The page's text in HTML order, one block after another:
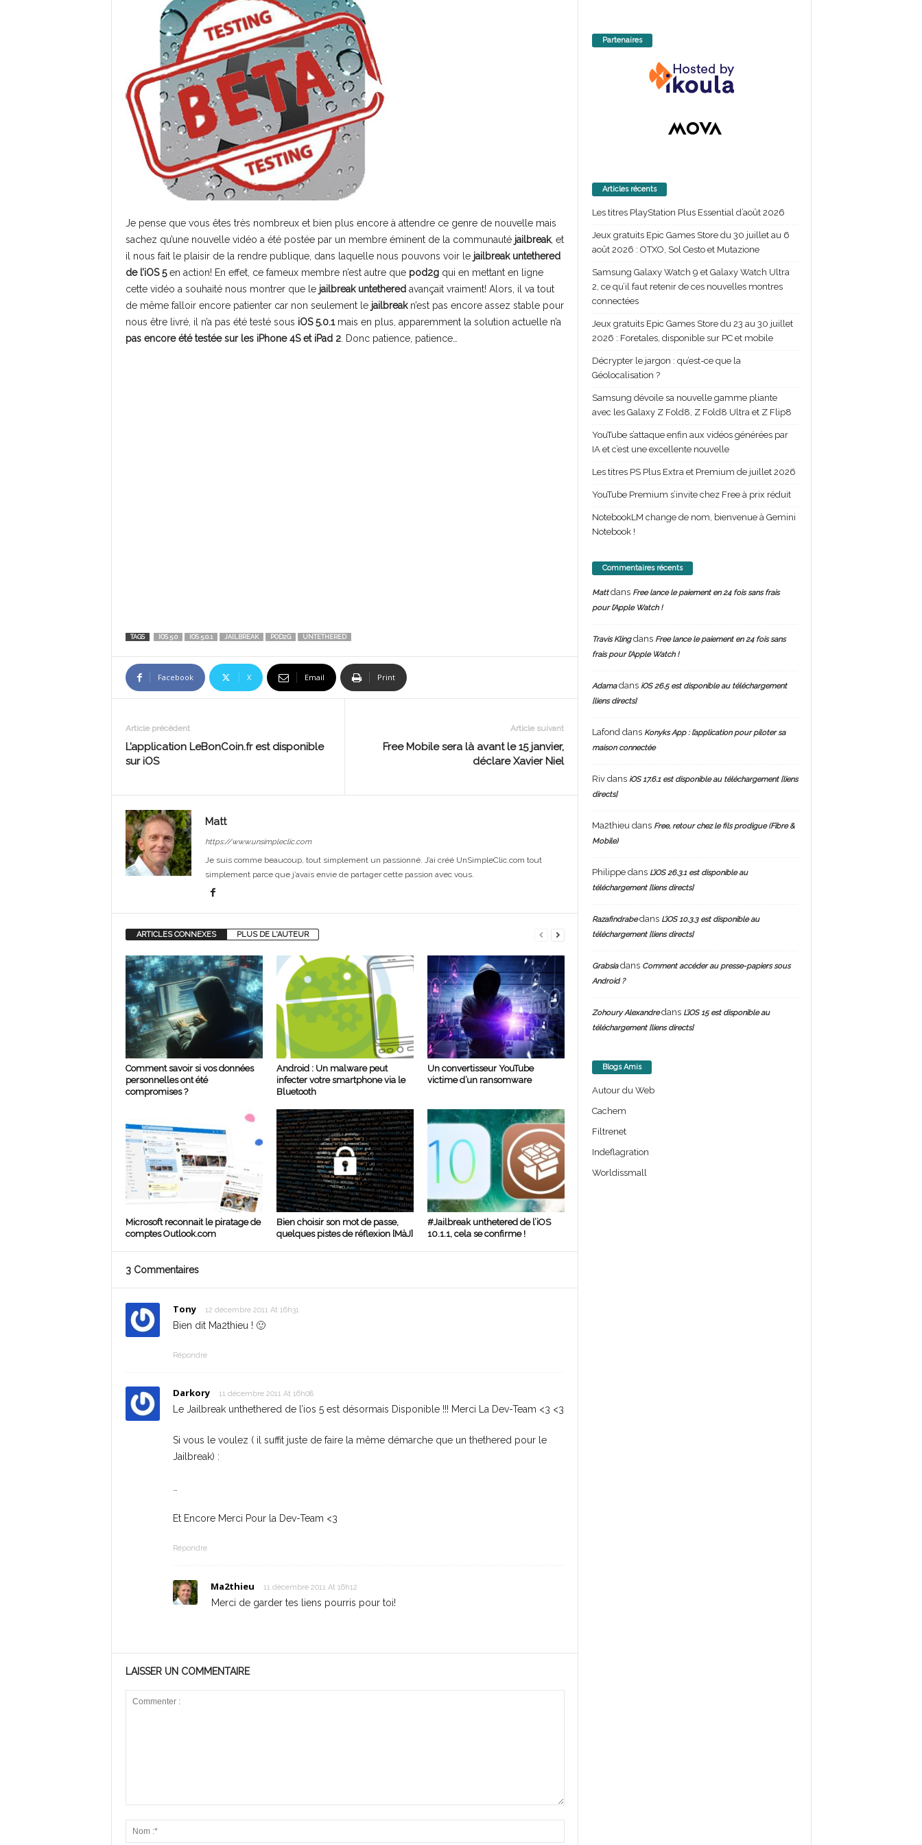
Je pense que vous êtes très nombreux et bien plus encore à attendre ce genre de nouvelle mais
sachez qu’une nouvelle vidéo a été postée par un membre éminent de la communauté jailbreak, et
il nous fait le plaisir de la rendre publique, dans laquelle nous pouvons voir le jailbreak untethered
de l’iOS 5en action! En effet, ce fameux membre n’est autre que pod2gqui en mettant en ligne
cette vidéo a souhaité nous montrer que le jailbreak untetheredavançait vraiment! Alors, il va tout
de même falloir encore patienter car non seulement le jailbreakn’est pas encore assez stable pour
nous être livré, il n’a pas été testé sous iOS 5.0.1mais en plus, apparemment la solution actuelle n’a
pas encore été testée sur les iPhone 4S et iPad 2. Donc patience, patience…
TAGS IOS 5.0 IOS 5.0.1 JAILBREAK POD2G UNTETHERED
Facebook X Email Print
Article précédent
L’application LeBonCoin.fr est disponible
sur iOS
Article suivant
Free Mobile sera là avant le 15 janvier,
déclare Xavier Niel
Matt
https://www.unsimpleclic.com
Je suis comme beaucoup, tout simplement un passionné. J’ai créé UnSimpleClic.com tout
simplement parce que j’avais envie de partager cette passion avec vous.
ARTICLES CONNEXES PLUS DE L'AUTEUR
Comment savoir si vos données
personnelles ont été
compromises ?
Android : Un malware peut
infecter votre smartphone via le
Bluetooth
Un convertisseur YouTube
victime d’un ransomware
Microsoft reconnait le piratage de
comptes Outlook.com
Bien choisir son mot de passe,
quelques pistes de réflexion [MàJ]
#Jailbreak unthetered de l’iOS
10.1.1, cela se confirme !
3 Commentaires
Tony 12 décembre 2011 At 16h31
Bien dit Ma2thieu ! 🙂
Répondre
Darkory 11 décembre 2011 At 16h08
Le Jailbreak unthethered de l’ios 5 est désormais Disponible !!! Merci La Dev-Team <3 <3
Si vous le voulez ( il suffit juste de faire la même démarche que un thethered pour le
Jailbreak) :
Et Encore Merci Pour la Dev-Team <3
Répondre
Ma2thieu 11 décembre 2011 At 16h12
Merci de garder tes liens pourris pour toi!
LAISSER UN COMMENTAIRE
Partenaires
Articles récents
Les titres PlayStation Plus Essential d’août 2026
Jeux gratuits Epic Games Store du 30 juillet au 6
août 2026 : OTXO, Sol Cesto et Mutazione
Samsung Galaxy Watch 9 et Galaxy Watch Ultra
2, ce qu’il faut retenir de ces nouvelles montres
connectées
Jeux gratuits Epic Games Store du 23 au 30 juillet
2026 : Foretales, disponible sur PC et mobile
Décrypter le jargon : qu’est-ce que la
Géolocalisation ?
Samsung dévoile sa nouvelle gamme pliante
avec les Galaxy Z Fold8, Z Fold8 Ultra et Z Flip8
YouTube s’attaque enfin aux vidéos générées par
IA et c’est une excellente nouvelle
Les titres PS Plus Extra et Premium de juillet 2026
YouTube Premium s’invite chez Free à prix réduit
NotebookLM change de nom, bienvenue à Gemini
Notebook !
Commentaires récents
Mattdans Free lance le paiement en 24 fois sans frais
pour l’Apple Watch !
Travis Klingdans Free lance le paiement en 24 fois sans
frais pour l’Apple Watch !
Adamadans iOS 26.5 est disponible au téléchargement
[liens directs]
Lafond dans Konyks App : l’application pour piloter sa
maison connectée
Rivdans iOS 17.6.1 est disponible au téléchargement [liens
directs]
Ma2thieu dans Free, retour chez le fils prodigue (Fibre &
Mobile)
Philippedans L’iOS 26.3.1 est disponible au
téléchargement [liens directs]
Razafindrabedans L’iOS 10.3.3 est disponible au
téléchargement [liens directs]
Grabsiadans Comment accéder au presse-papiers sous
Android ?
Zohoury Alexandredans L’iOS 15 est disponible au
téléchargement [liens directs]
Blogs Amis
Autour du Web
Cachem
Filtrenet
Indeflagration
Worldissmall